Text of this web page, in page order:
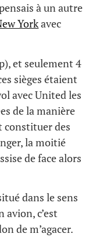
à un autre
Yorkavec
et seulement 4
sièges étaient
avec United les
de la manière
des
la moitié
de face alors
dans le sens
c’est
de m’agacer.